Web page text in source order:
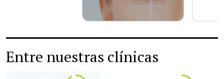
Entre nuestras clínicas